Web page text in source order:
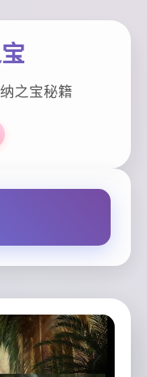
之宝秘籍